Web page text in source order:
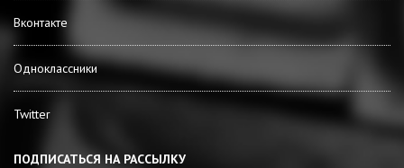
Вконтакте
Одноклассники
Twitter
ПОДПИСАТЬСЯ НА РАССЫЛКУ